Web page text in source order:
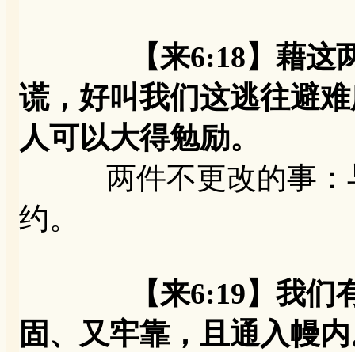
【来6:18】藉
谎，好叫我们这逃往避
人可以大得勉励。
两件不更改的事：与
约。
【来6:19】我
固、又牢靠，且通入幔